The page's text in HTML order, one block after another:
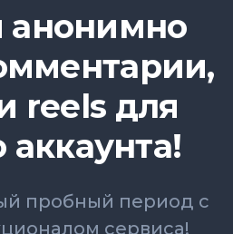
анонимно
reels для
пробный период с
сервиса!